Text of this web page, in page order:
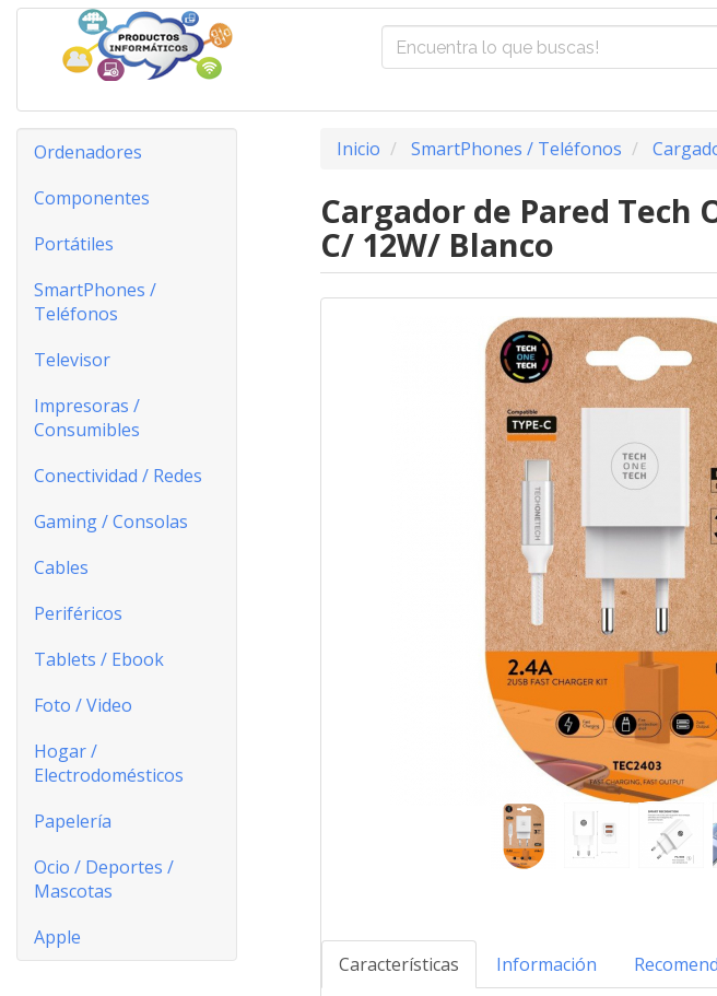
Ordenadores
Componentes
Portátiles
SmartPhones /
Teléfonos
Televisor
Impresoras /
Consumibles
Conectividad / Redes
Gaming / Consolas
Cables
Periféricos
Tablets / Ebook
Foto / Video
Hogar /
Electrodomésticos
Papelería
Ocio / Deportes /
Mascotas
Apple
Inicio SmartPhones / Teléfonos
Cargador de Pared Tech
C/ 12W/ Blanco
Características Información